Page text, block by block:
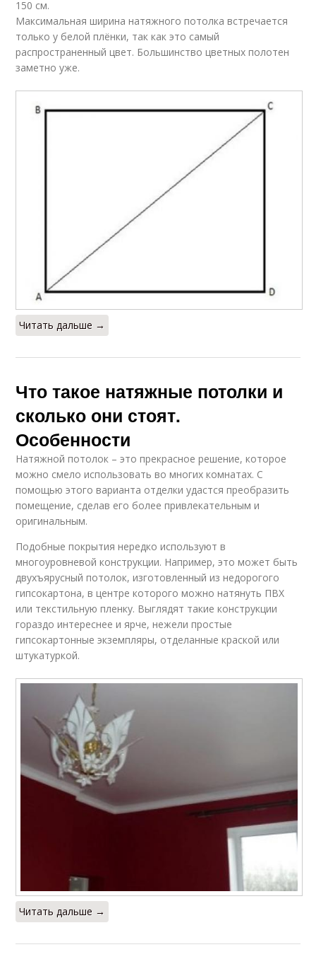
150 см.
Максимальная ширина натяжного потолка встречается
только у белой плёнки, так как это самый
распространенный цвет. Большинство цветных полотен
заметно уже.
Читать дальше →
Что такое натяжные потолки и
сколько они стоят.
Особенности
Натяжной потолок – это прекрасное решение, которое
можно смело использовать во многих комнатах. С
помощью этого варианта отделки удастся преобразить
помещение, сделав его более привлекательным и
оригинальным.
Подобные покрытия нередко используют в
многоуровневой конструкции. Например, это может быть
двухъярусный потолок, изготовленный из недорогого
гипсокартона, в центре которого можно натянуть ПВХ
или текстильную пленку. Выглядят такие конструкции
гораздо интереснее и ярче, нежели простые
гипсокартонные экземпляры, отделанные краской или
штукатуркой.
Читать дальше →